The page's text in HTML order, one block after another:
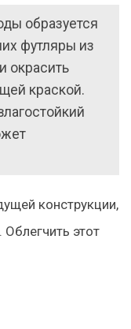
образуется
футляры из
окрасить
краской.
конструкции,
Облегчить этот